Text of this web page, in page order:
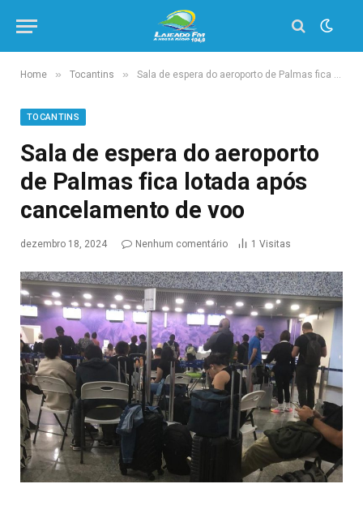
Home » Tocantins » Sala de espera do aeroporto de Palmas fica lotada após cancelamento de voo
TOCANTINS
Sala de espera do aeroporto
de Palmas fica lotada após
cancelamento de voo
dezembro 18, 2024 Nenhum comentário 1 Visitas